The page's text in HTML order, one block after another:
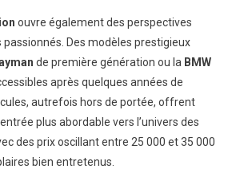
ouvre également des perspectives
Des modèles prestigieux
de première génération ou la BMW
après quelques années de
autrefois hors de portée, offrent
plus abordable vers l’univers des
des prix oscillant entre 25 000 et 35 000
bien entretenus.